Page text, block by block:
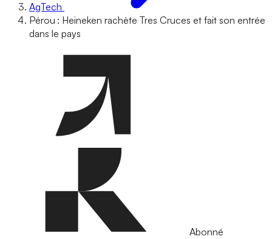
AgTech
Pérou : Heineken rachète Tres Cruces et fait son entrée
dans le pays
Abonné